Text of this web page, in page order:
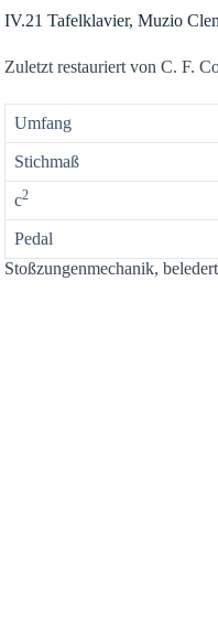
IV.21 Tafelklavier, Muzio
Zuletzt restauriert von C. F.
Umfang
Stichmaß
c2
Pedal
Stoßzungenmechanik,